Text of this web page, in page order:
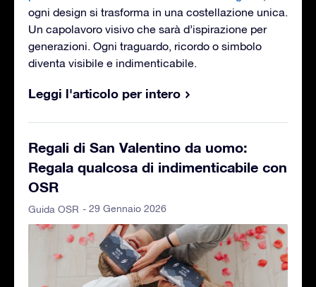
ogni design si trasforma in una costellazione unica.
Un capolavoro visivo che sarà d’ispirazione per
generazioni. Ogni traguardo, ricordo o simbolo
diventa visibile e indimenticabile.
Leggi l'articolo per intero
Regali di San Valentino da uomo:
Regala qualcosa di indimenticabile con
OSR
Guida OSR - 29 Gennaio 2026